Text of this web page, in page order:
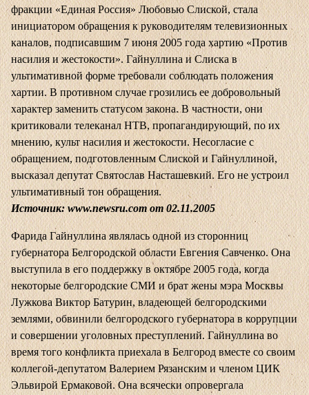
фракции «Единая Россия» Любовью Слиской, стала
инициатором обращения к руководителям телевизионных
каналов, подписавшим 7 июня 2005 года хартию «Против
насилия и жестокости». Гайнуллина и Слиска в
ультимативной форме требовали соблюдать положения
хартии. В противном случае грозились ее добровольный
характер заменить статусом закона. В частности, они
критиковали телеканал НТВ, пропагандирующий, по их
мнению, культ насилия и жестокости. Несогласие с
обращением, подготовленным Слиской и Гайнуллиной,
высказал депутат Святослав Насташевкий. Его не устроил
ультимативный тон обращения.
Источник:www.newsru.comот 02.11.2005
Фарида Гайнуллина являлась одной из сторонниц
губернатора Белгородской области Евгения Савченко. Она
выступила в его поддержку в октябре 2005 года, когда
некоторые белгородские СМИ и брат жены мэра Москвы
Лужкова Виктор Батурин, владеющей белгородскими
землями, обвинили белгородского губернатора в коррупции
и совершении уголовных преступлений. Гайнуллина во
время того конфликта приехала в Белгород вместе со своим
коллегой-депутатом Валерием Рязанским и членом ЦИК
Эльвирой Ермаковой. Она всячески опровергала